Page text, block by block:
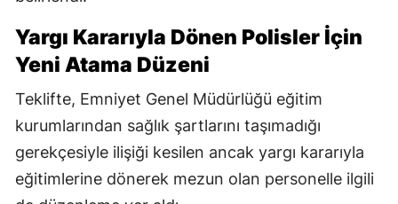
Yargı Kararıyla Dönen Polisler İçin
Yeni Atama Düzeni
Teklifte, Emniyet Genel Müdürlüğü eğitim
kurumlarından sağlık şartlarını taşımadığı
gerekçesiyle ilişiği kesilen ancak yargı kararıyla
eğitimlerine dönerek mezun olan personelle ilgili